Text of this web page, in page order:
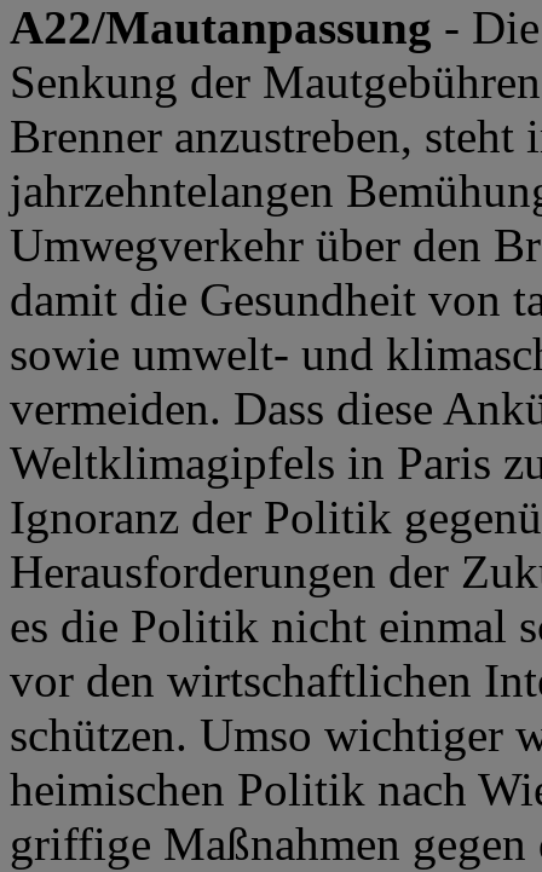
A22/Mautanpassung -
Senkung der
Brenner anzustreben, steht
jahrzehntelangen
Umwegverkehr über den
damit die Gesundheit von
sowie umwelt- und
vermeiden. Dass diese
Weltklimagipfels in Paris
Ignoranz der Politik
Herausforderungen der
es die Politik nicht einmal
vor den wirtschaftlichen
schützen. Umso wichtiger
heimischen Politik nach
griffige Maßnahmen gegen